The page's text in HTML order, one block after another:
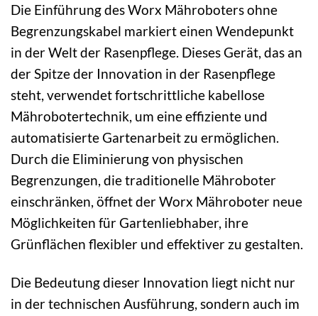
Die Einführung des Worx Mähroboters ohne
Begrenzungskabel markiert einen Wendepunkt
in der Welt der Rasenpflege. Dieses Gerät, das an
der Spitze der Innovation in der Rasenpflege
steht, verwendet fortschrittliche kabellose
Mährobotertechnik, um eine effiziente und
automatisierte Gartenarbeit zu ermöglichen.
Durch die Eliminierung von physischen
Begrenzungen, die traditionelle Mähroboter
einschränken, öffnet der Worx Mähroboter neue
Möglichkeiten für Gartenliebhaber, ihre
Grünflächen flexibler und effektiver zu gestalten.
Die Bedeutung dieser Innovation liegt nicht nur
in der technischen Ausführung, sondern auch im